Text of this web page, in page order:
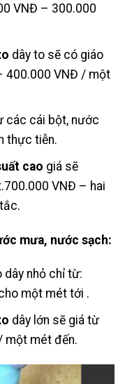
VNĐ – 300.000
dây to sẽ có giáo
400.000 VNĐ / một
các cái bột, nước
thực tiễn.
cao giá sẽ
VNĐ – hai
mưa, nước sạch:
nhỏ chỉ từ:
một mét tới .
dây lớn sẽ giá từ
một mét đến.